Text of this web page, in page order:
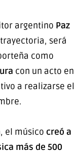
argentino Paz
será
como
con un acto en
a realizarse el
el músico creó a
más de 500